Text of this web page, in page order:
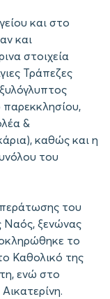
και στο
και
στοιχεία
Τράπεζες
&
καθώς και η
του
του
Ναός, ξενώνας
το
Καθολικό της
ενώ στο